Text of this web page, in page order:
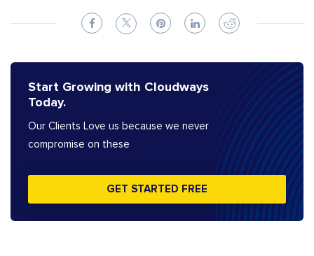
Start Growing with Cloudways
Today.
Our Clients Love us because we never
compromise on these
GET STARTED FREE